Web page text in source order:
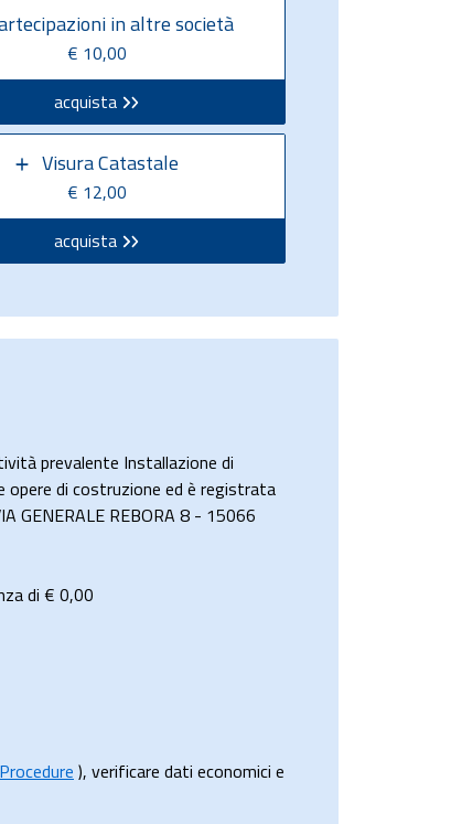
in altre società
€ 10,00
acquista
Visura Catastale
€ 12,00
acquista
prevalente Installazione di
opere di costruzione ed è registrata
GENERALE REBORA 8 - 15066
di € 0,00
), verificare dati economici e